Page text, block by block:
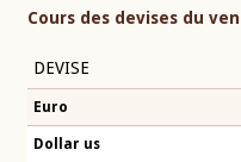
Cours des devises du
DEVISE
Euro
Dollar us